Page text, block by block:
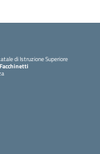
di Istruzione Superiore